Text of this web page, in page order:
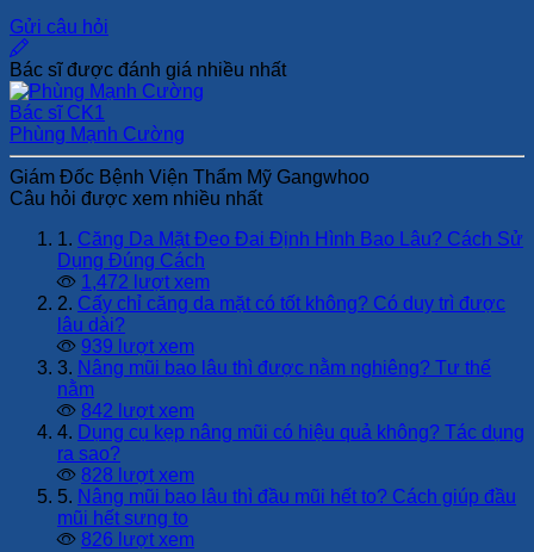
Gửi câu hỏi
Bác sĩ được đánh giá nhiều nhất
Bác sĩ CK1
Phùng Mạnh Cường
Giám Đốc Bệnh Viện Thẩm Mỹ Gangwhoo
Câu hỏi được xem nhiều nhất
1. Căng Da Mặt Đeo Đai Định Hình Bao Lâu? Cách Sử
Dụng Đúng Cách
1,472 lượt xem
2. Cấy chỉ căng da mặt có tốt không? Có duy trì được
lâu dài?
939 lượt xem
3. Nâng mũi bao lâu thì được nằm nghiêng? Tư thế
nằm
842 lượt xem
4. Dụng cụ kẹp nâng mũi có hiệu quả không? Tác dụng
ra sao?
828 lượt xem
5. Nâng mũi bao lâu thì đầu mũi hết to? Cách giúp đầu
mũi hết sưng to
826 lượt xem